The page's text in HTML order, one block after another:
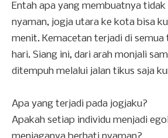
Entah apa yang membuatnya
nyaman, jogja utara ke kota bisa
menit. Kemacetan terjadi di
hari. Siang ini, dari arah monjali
ditempuh melalui jalan tikus saja
Apa yang terjadi pada jogjaku?
Apakah setiap individu menjadi